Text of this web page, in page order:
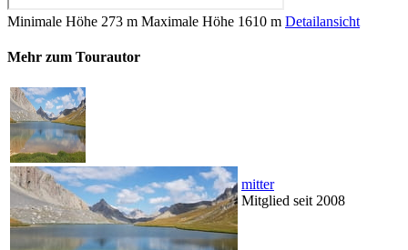
Minimale Höhe 273 m Maximale Höhe 1610 m Detailansicht
Mehr zum Tourautor
mitter
Mitglied seit 2008